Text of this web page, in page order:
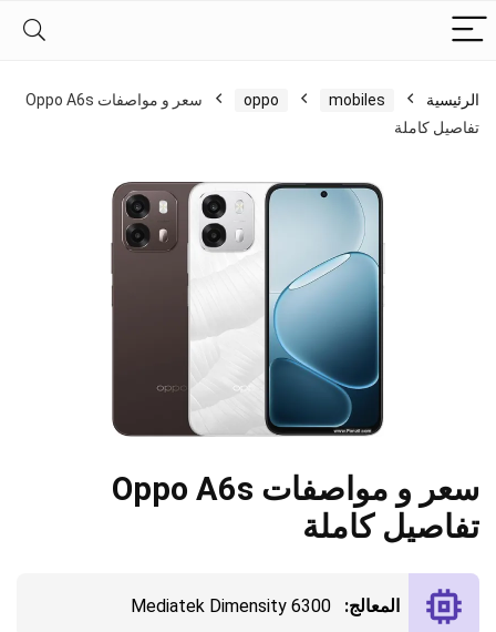
الرئيسية mobiles
oppo
سعر و مواصفات Oppo A6s
تفاصيل كاملة
سعر و مواصفات Oppo A6s
تفاصيل كاملة
المعالج: Mediatek Dimensity 6300